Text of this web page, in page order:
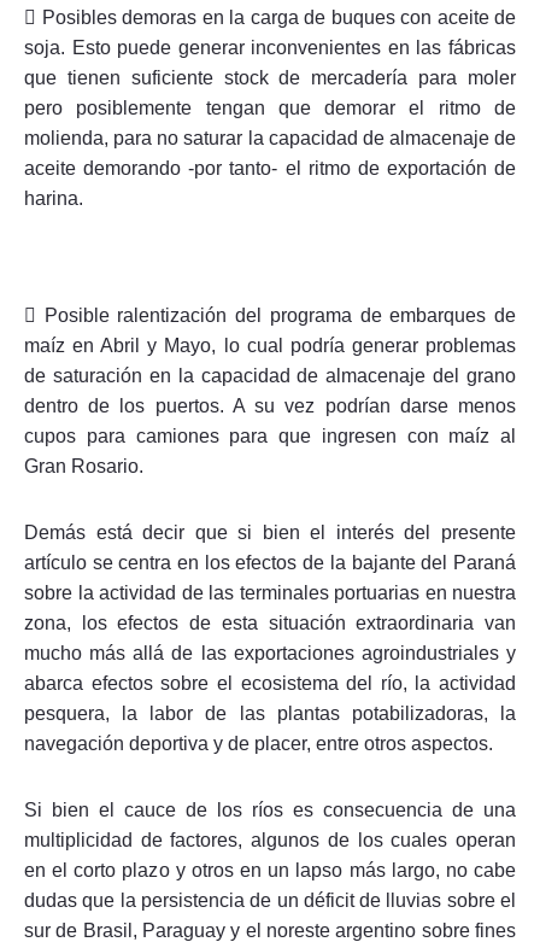
 Posibles demoras en la carga de buques con aceite de
soja. Esto puede generar inconvenientes en las fábricas
que tienen suficiente stock de mercadería para moler
pero posiblemente tengan que demorar el ritmo de
molienda, para no saturar la capacidad de almacenaje de
aceite demorando -por tanto- el ritmo de exportación de
harina.
 Posible ralentización del programa de embarques de
maíz en Abril y Mayo, lo cual podría generar problemas
de saturación en la capacidad de almacenaje del grano
dentro de los puertos. A su vez podrían darse menos
cupos para camiones para que ingresen con maíz al
Gran Rosario.
Demás está decir que si bien el interés del presente
artículo se centra en los efectos de la bajante del Paraná
sobre la actividad de las terminales portuarias en nuestra
zona, los efectos de esta situación extraordinaria van
mucho más allá de las exportaciones agroindustriales y
abarca efectos sobre el ecosistema del río, la actividad
pesquera, la labor de las plantas potabilizadoras, la
navegación deportiva y de placer, entre otros aspectos.
Si bien el cauce de los ríos es consecuencia de una
multiplicidad de factores, algunos de los cuales operan
en el corto plazo y otros en un lapso más largo, no cabe
dudas que la persistencia de un déficit de lluvias sobre el
sur de Brasil, Paraguay y el noreste argentino sobre fines